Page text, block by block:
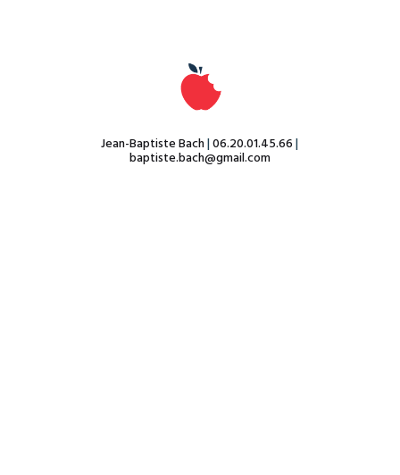
Jean-Baptiste Bach|06.20.01.45.66|
baptiste.bach@gmail.com